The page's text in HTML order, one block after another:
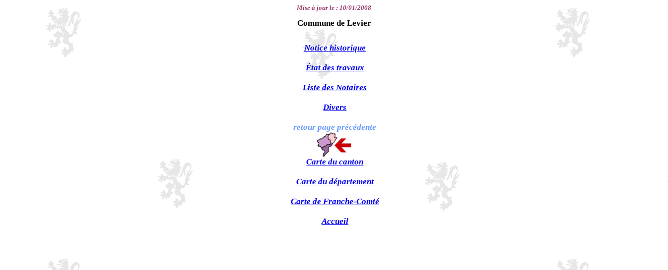
Mise à jour le : 10/01/2008
Commune de Levier
Notice historique
État des travaux
Liste des Notaires
Divers
retour page précédente
Carte du canton
Carte du département
Carte de Franche-Comté
Accueil